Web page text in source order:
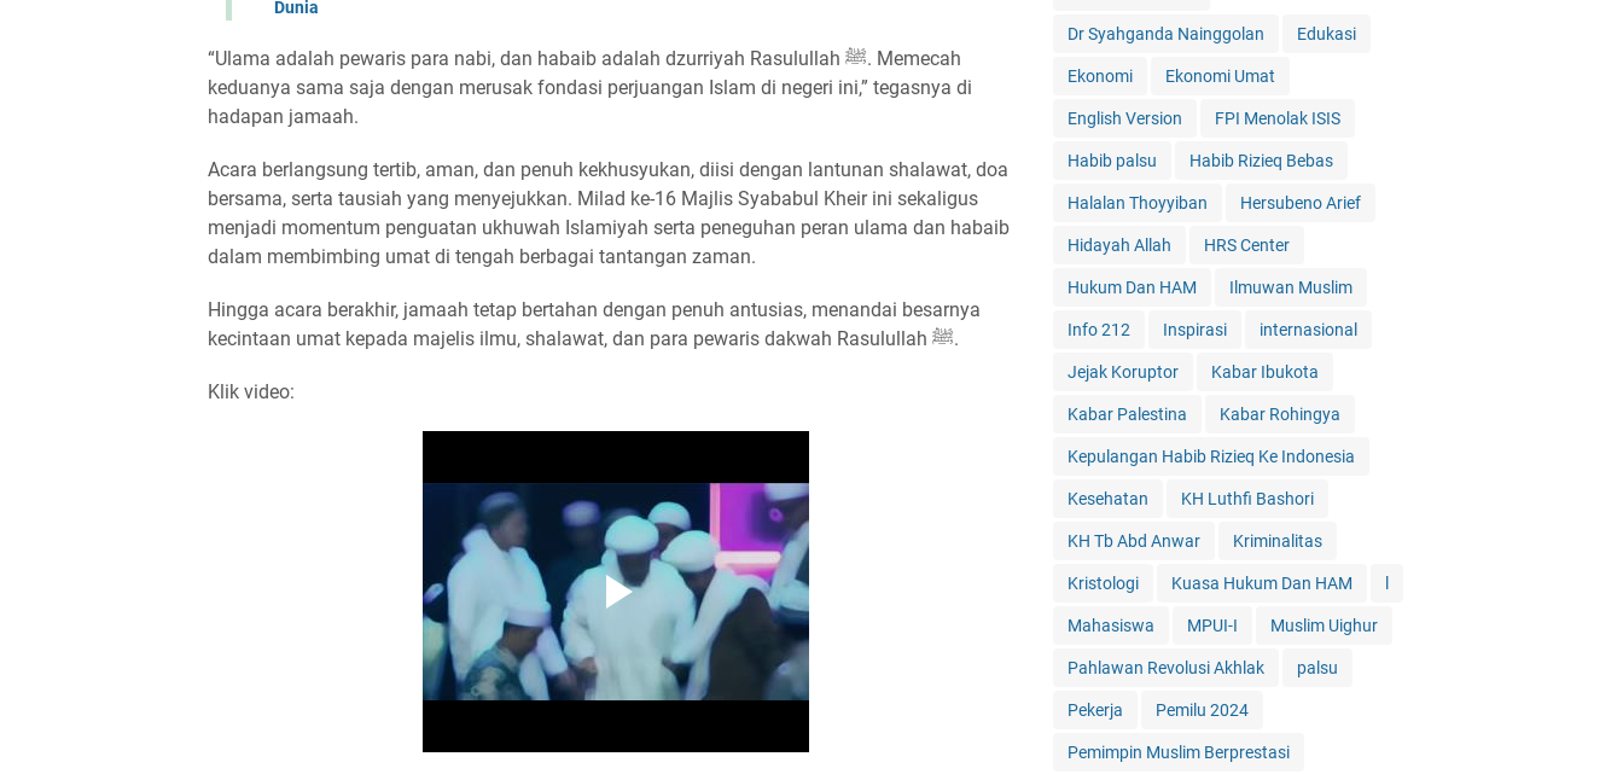
Dunia
“Ulama adalah pewaris para nabi, dan habaib adalah dzurriyah Rasulullah ﷺ. Memecah
keduanya sama saja dengan merusak fondasi perjuangan Islam di negeri ini,” tegasnya di
hadapan jamaah.
Acara berlangsung tertib, aman, dan penuh kekhusyukan, diisi dengan lantunan shalawat, doa
bersama, serta tausiah yang menyejukkan. Milad ke-16 Majlis Syababul Kheir ini sekaligus
menjadi momentum penguatan ukhuwah Islamiyah serta peneguhan peran ulama dan habaib
dalam membimbing umat di tengah berbagai tantangan zaman.
Hingga acara berakhir, jamaah tetap bertahan dengan penuh antusias, menandai besarnya
kecintaan umat kepada majelis ilmu, shalawat, dan para pewaris dakwah Rasulullah ﷺ.
Klik video:
Dr Syahganda Nainggolan Edukasi
Ekonomi Ekonomi Umat
English Version FPI Menolak ISIS
Habib palsu Habib Rizieq Bebas
Halalan Thoyyiban Hersubeno Arief
Hidayah Allah HRS Center
Hukum Dan HAM Ilmuwan Muslim
Info 212 Inspirasi internasional
Jejak Koruptor Kabar Ibukota
Kabar Palestina Kabar Rohingya
Kepulangan Habib Rizieq Ke Indonesia
Kesehatan KH Luthfi Bashori
KH Tb Abd Anwar Kriminalitas
Kristologi Kuasa Hukum Dan HAM
Mahasiswa MPUI-I Muslim Uighur
Pahlawan Revolusi Akhlak palsu
Pekerja Pemilu 2024
Pemimpin Muslim Berprestasi